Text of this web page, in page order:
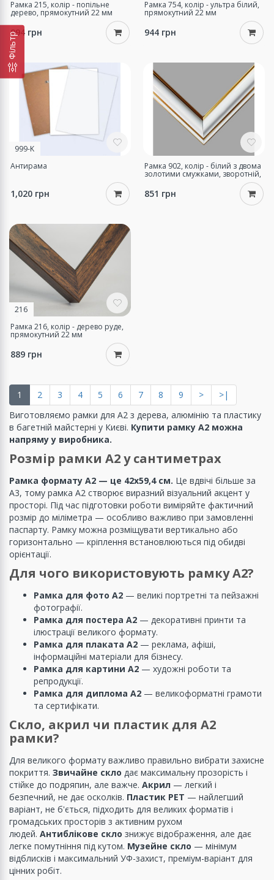
Фільтр
Рамка 215, колір - попільне
дерево, прямокутний 22 мм
994 грн
Рамка 754, колір - ультра білий,
прямокутний 22 мм
944 грн
999-K
Антирама
1,020 грн
Рамка 902, колір - білий з двома
золотими смужками, зворотній,
851 грн
216
Рамка 216, колір - дерево руде,
прямокутний 22 мм
889 грн
1 2 3 4 5 6 7 8 9 >
>|
Виготовляємо рамки для А2 з дерева, алюмінію та пластику
в багетній майстерні у Києві. Купити рамку А2 можна
напряму у виробника.
Розмір рамки А2 у сантиметрах
Рамка формату А2 — це 42x59,4 см. Це вдвічі більше за
А3, тому рамка А2 створює виразний візуальний акцент у
просторі. Під час підготовки роботи виміряйте фактичний
розмір до міліметра — особливо важливо при замовленні
паспарту. Рамку можна розміщувати вертикально або
горизонтально — кріплення встановлюються під обидві
орієнтації.
Для чого використовують рамку А2?
Рамка для фото А2 — великі портретні та пейзажні
фотографії.
Рамка для постера А2 — декоративні принти та
ілюстрації великого формату.
Рамка для плаката А2 — реклама, афіші,
інформаційні матеріали для бізнесу.
Рамка для картини А2 — художні роботи та
репродукції.
Рамка для диплома А2 — великоформатні грамоти
та сертифікати.
Скло, акрил чи пластик для А2
рамки?
Для великого формату важливо правильно вибрати захисне
покриття. Звичайне скло дає максимальну прозорість і
стійке до подряпин, але важче. Акрил — легкий і
безпечний, не дає осколків. Пластик PET — найлегший
варіант, не б'ється, підходить для великих форматів і
громадських просторів з активним рухом
людей. Антиблікове скло знижує відображення, але дає
легке помутніння під кутом. Музейне скло — мінімум
відблисків і максимальний УФ-захист, преміум-варіант для
цінних робіт.